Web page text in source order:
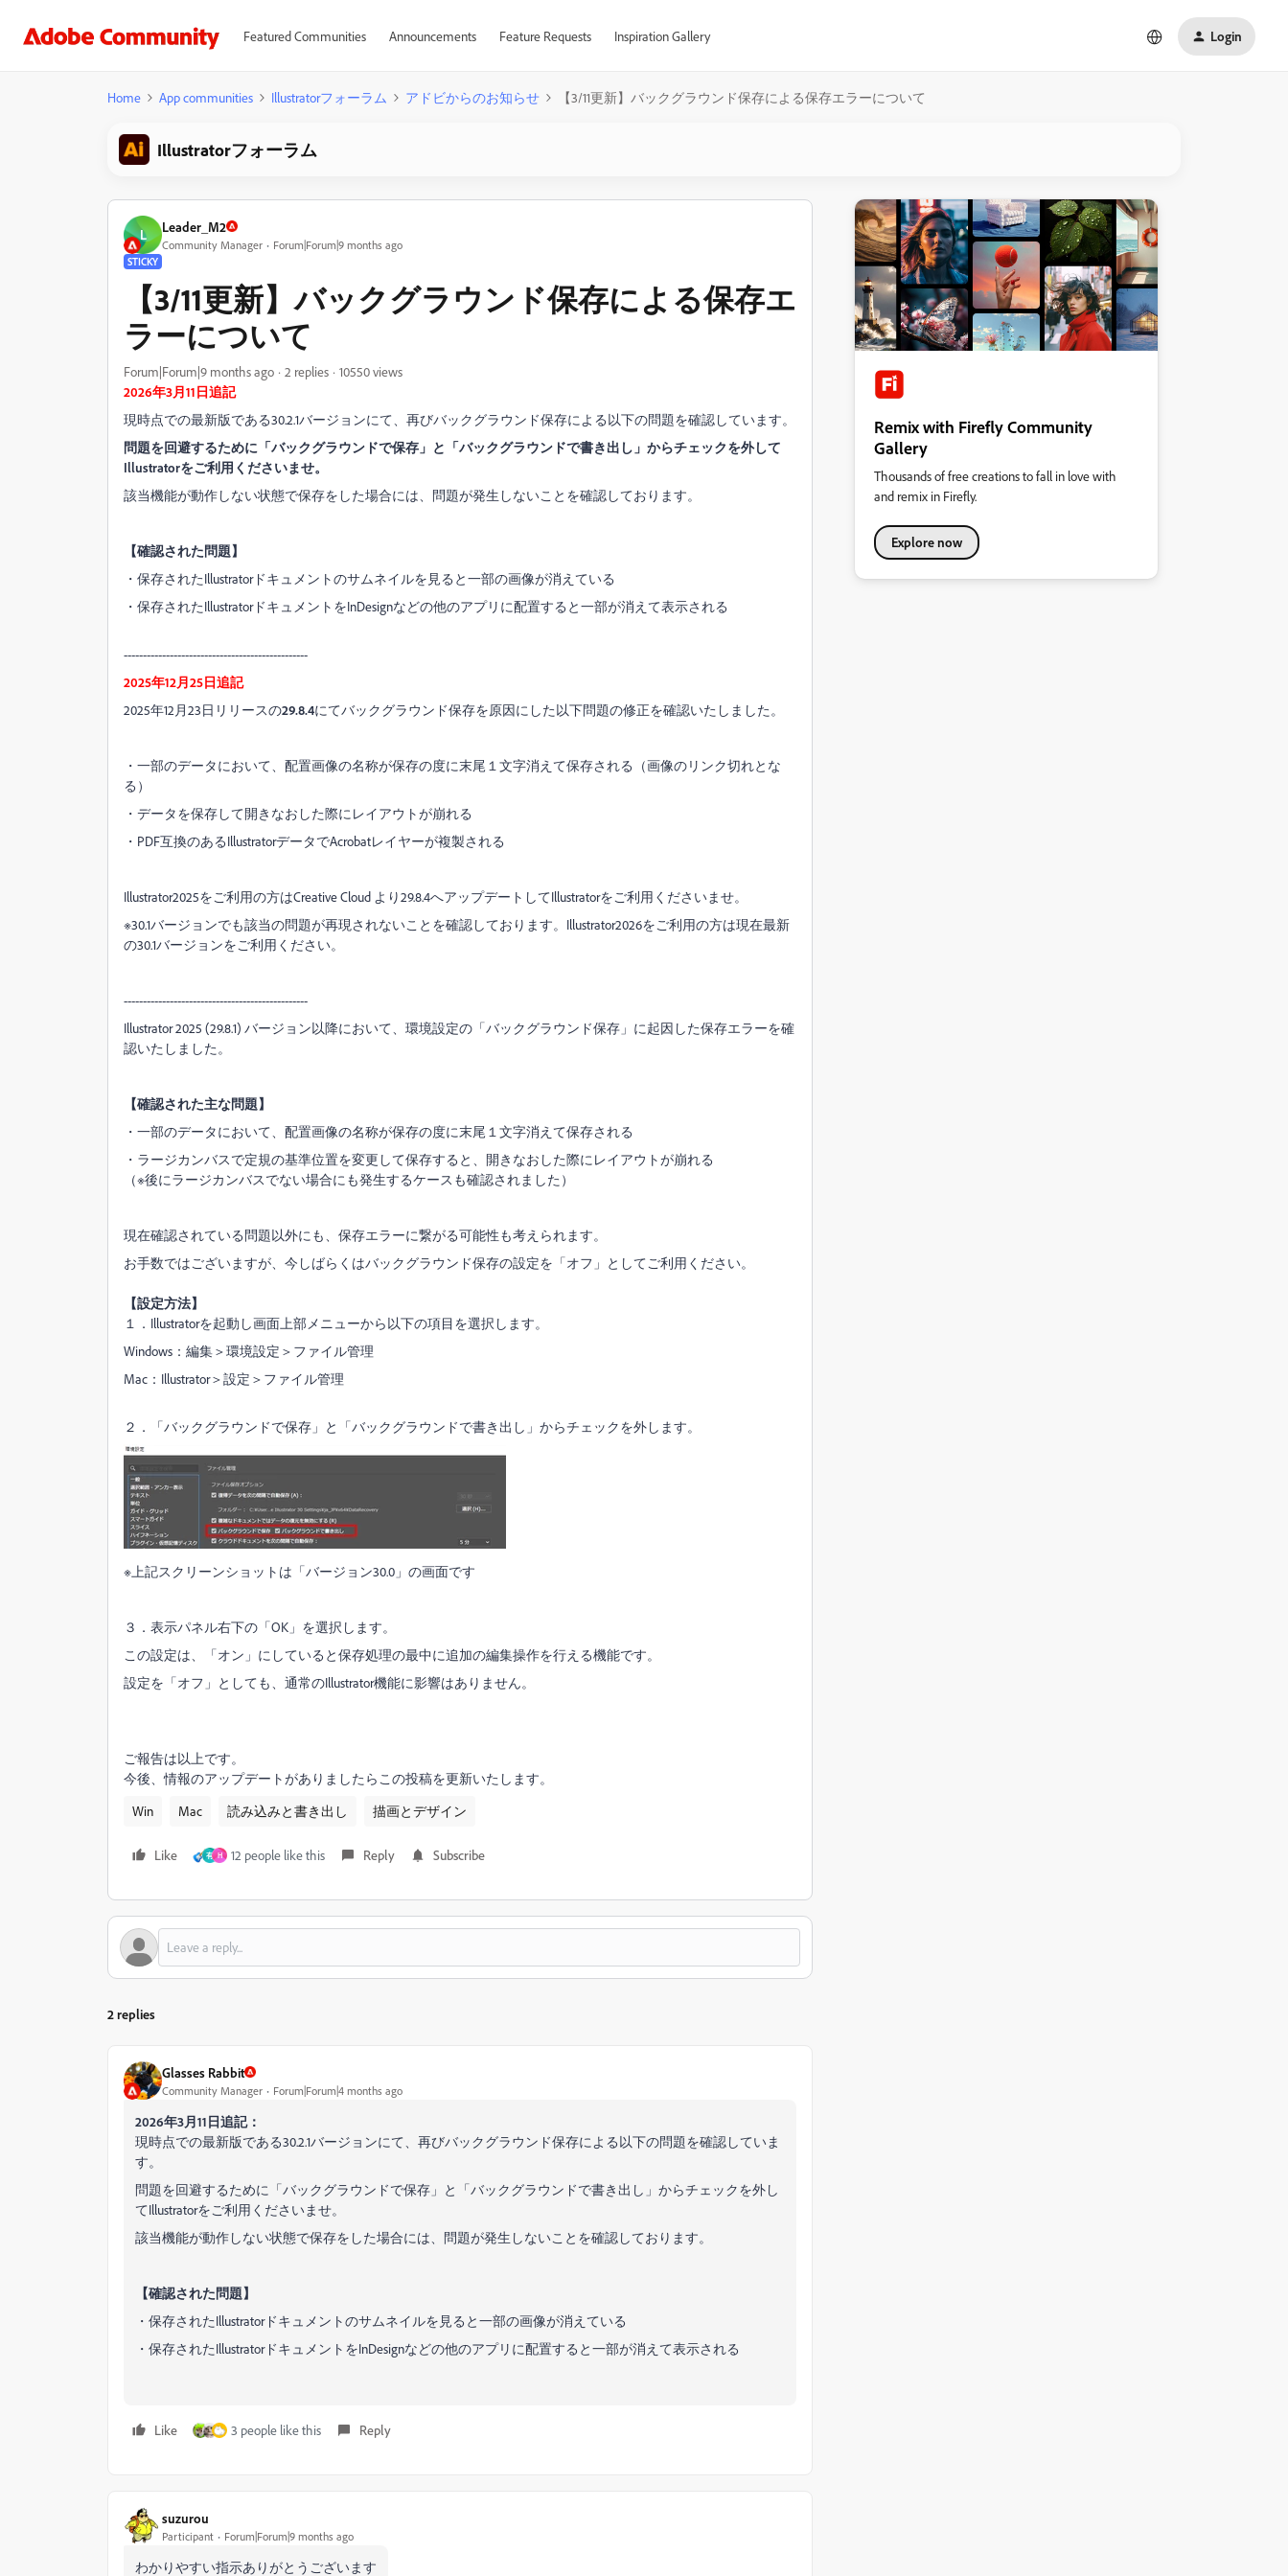
Featured Communities Announcements Feature Requests Inspiration Gallery Login
Home App communities Illustratorフォーラム アドビからのお知らせ 【3/11更新】バックグラウンド保存による保存エラーについて
Illustratorフォーラム
L Leader_M2
Community Manager Forum|Forum|9 months ago
STICKY
【3/11更新】バックグラウンド保存による保存エ
ラーについて
Forum|Forum|9 months ago 2 replies
10550 views
2026年3月11日追記
現時点での最新版である30.2.1バージョンにて、再びバックグラウンド保存による以下の問題を確認しています。
問題を回避するために「バックグラウンドで保存」と「バックグラウンドで書き出し」からチェックを外して
Illustratorをご利用くださいませ。
該当機能が動作しない状態で保存をした場合には、問題が発生しないことを確認しております。
【確認された問題】
・保存されたIllustratorドキュメントのサムネイルを見ると一部の画像が消えている
・保存されたIllustratorドキュメントをInDesignなどの他のアプリに配置すると一部が消えて表示される
------------------------------------------------
2025年12月25日追記
2025年12月23日リリースの29.8.4にてバックグラウンド保存を原因にした以下問題の修正を確認いたしました。
・一部のデータにおいて、配置画像の名称が保存の度に末尾１文字消えて保存される（画像のリンク切れとな
る）
・データを保存して開きなおした際にレイアウトが崩れる
・PDF互換のあるIllustratorデータでAcrobatレイヤーが複製される
Illustrator2025をご利用の方はCreative Cloud より29.8.4へアップデートしてIllustratorをご利用くださいませ。
※30.1バージョンでも該当の問題が再現されないことを確認しております。Illustrator2026をご利用の方は現在最新
の30.1バージョンをご利用ください。
------------------------------------------------
Illustrator 2025 (29.8.1) バージョン以降において、環境設定の「バックグラウンド保存」に起因した保存エラーを確
認いたしました。
【確認された主な問題】
・一部のデータにおいて、配置画像の名称が保存の度に末尾１文字消えて保存される
・ラージカンバスで定規の基準位置を変更して保存すると、開きなおした際にレイアウトが崩れる
（※後にラージカンバスでない場合にも発生するケースも確認されました）
現在確認されている問題以外にも、保存エラーに繋がる可能性も考えられます。
お手数ではございますが、今しばらくはバックグラウンド保存の設定を「オフ」としてご利用ください。
【設定方法】
１．Illustratorを起動し画面上部メニューから以下の項目を選択します。
Windows：編集＞環境設定＞ファイル管理
Mac：Illustrator＞設定＞ファイル管理
２．「バックグラウンドで保存」と「バックグラウンドで書き出し」からチェックを外します。
※上記スクリーンショットは「バージョン30.0」の画面です
３．表示パネル右下の「OK」を選択します。
この設定は、「オン」にしていると保存処理の最中に追加の編集操作を行える機能です。
設定を「オフ」としても、通常のIllustrator機能に影響はありません。
ご報告は以上です。
今後、情報のアップデートがありましたらこの投稿を更新いたします。
Win
Mac 読み込みと書き出し 描画とデザイン
Like 有 H 12 people like this Reply Subscribe
2 replies
Glasses Rabbit
Community Manager Forum|Forum|4 months ago
2026年3月11日追記：
現時点での最新版である30.2.1バージョンにて、再びバックグラウンド保存による以下の問題を確認していま
す。
問題を回避するために「バックグラウンドで保存」と「バックグラウンドで書き出し」からチェックを外し
てIllustratorをご利用くださいませ。
該当機能が動作しない状態で保存をした場合には、問題が発生しないことを確認しております。
【確認された問題】
・保存されたIllustratorドキュメントのサムネイルを見ると一部の画像が消えている
・保存されたIllustratorドキュメントをInDesignなどの他のアプリに配置すると一部が消えて表示される
Like 3 people like this Reply
suzurou
Participant Forum|Forum|9 months ago
わかりやすい指示ありがとうございます
Remix with Firefly Community
Gallery
Thousands of free creations to fall in love with
and remix in Firefly.
Explore now